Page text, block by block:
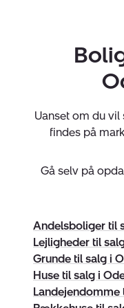
holder det, vi lover.
lokalområdet og
Alle i firmaet er
din bedste
din bolig.
Overvejer du at
boligjagt hos
Vi har indgående
boligmarked, og vi
boliger, der passer
økonomi. Leder du
Uanset om du
findes på
Gå selv på
Andelsboliger til
Lejligheder til
Grunde til salg i
Huse til salg i
Landejendomme